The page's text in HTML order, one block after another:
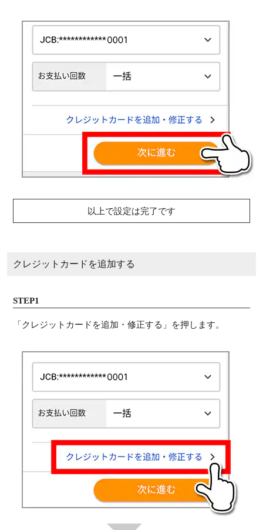
以上で設定は完了です
クレジットカードを追加する
STEP1
「クレジットカードを追加・修正する」を押します。